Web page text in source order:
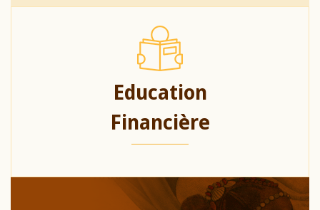
Education
Financière